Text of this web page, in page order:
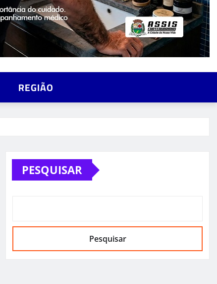
REGIÃO
PESQUISAR
Pesquisar